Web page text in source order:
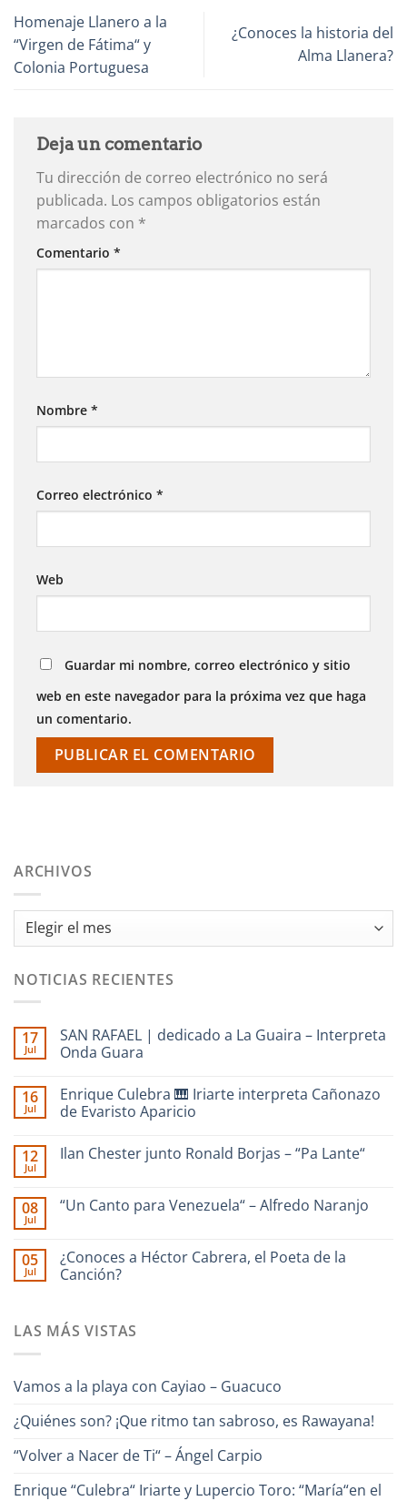
Homenaje Llanero a la
“Virgen de Fátima“ y
Colonia Portuguesa
¿Conoces la historia del
Alma Llanera?
Deja un comentario
Tu dirección de correo electrónico no será
publicada. Los campos obligatorios están
marcados con *
Comentario *
Nombre *
Correo electrónico *
Web
Guardar mi nombre, correo electrónico y sitio
web en este navegador para la próxima vez que haga
un comentario.
ARCHIVOS
Archivos
NOTICIAS RECIENTES
17
Jul
SAN RAFAEL | dedicado a La Guaira – Interpreta
Onda Guara
comentarios
en
SAN
dedicado
–
Interpreta
16
Jul
Enrique Culebra 🎹 Iriarte interpreta Cañonazo
de Evaristo Aparicio
comentarios
🎹
Iriarte
de
Evaristo
Aparicio
12
Jul
Ilan Chester junto Ronald Borjas – “Pa Lante“
comentarios
en
Ronald
Borjas
–
08
Jul
“Un Canto para Venezuela“ – Alfredo Naranjo
comentarios
en
“Un
Canto
Alfredo
05
Jul
¿Conoces a Héctor Cabrera, el Poeta de la
Canción?
en
¿Conoces
el
la
LAS MÁS VISTAS
Vamos a la playa con Cayiao – Guacuco
¿Quiénes son? ¡Que ritmo tan sabroso, es Rawayana!
“Volver a Nacer de Ti“ – Ángel Carpio
Enrique “Culebra“ Iriarte y Lupercio Toro: “María“en el